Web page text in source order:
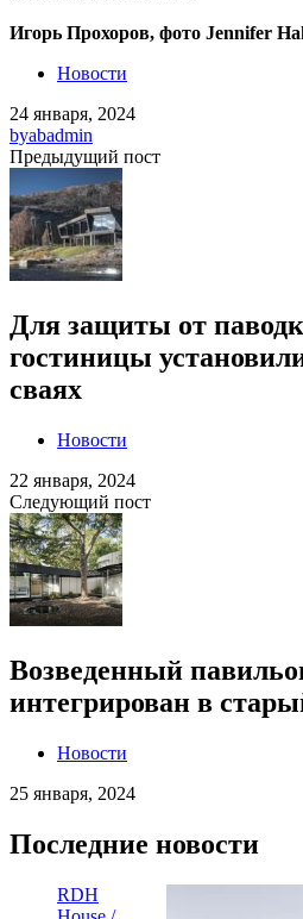
Игорь Прохоров, фото Jennifer
Новости
24 января, 2024
byabadmin
Предыдущий пост
Для защиты от
гостиницы
сваях
Новости
22 января, 2024
Следующий пост
Возведенный
интегрирован в
Новости
25 января, 2024
Последние новости
RDH